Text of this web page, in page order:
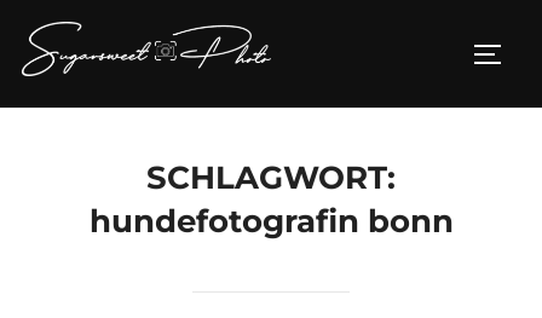
Inhalt
springen
SCHLAGWORT:
hundefotografin bonn